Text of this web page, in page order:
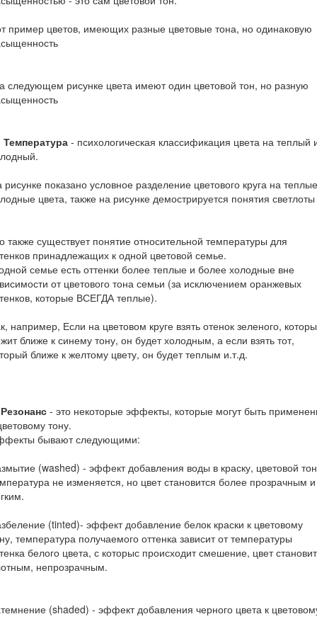
пример цветов, имеющих разные цветовые тона, но одинаковую
следующем рисунке цвета имеют один цветовой тон, но разную
Температура - психологическая классификация цвета на теплый
рисунке показано условное разделение цветового круга на
цвета, также на рисунке демострируется понятия светлоты
также существует понятие относительной температуры для
принадлежащих к одной цветовой семье.
семье есть оттенки более теплые и более холодные вне
от цветового тона семьи (за исключением оранжевых
которые ВСЕГДА теплые).
например, Если на цветовом круге взять отенок зеленого,
ближе к синему тону, он будет холодным, а если взять тот,
ближе к желтому цвету, он будет теплым и.т.д.
- это некоторые эффекты, которые могут быть
тону.
бывают следующими:
(washed) - эффект добавления воды в краску, цветовой
не изменяется, но цвет становится более прозрачным и
(tinted)- эффект добавление белок краски к цветовому
температура получаемого оттенка зависит от температуры
белого цвета, с которыс происходит смешение, цвет
непрозрачным.
(shaded) - эффект добавления черного цвета к